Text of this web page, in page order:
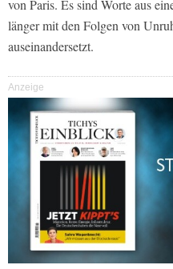
von Paris. Es sind Worte aus
länger mit den Folgen von
auseinandersetzt.
Anzeige